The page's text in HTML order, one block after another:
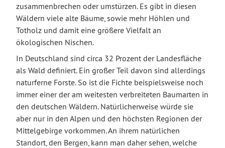
zusammenbrechen oder umstürzen. Es gibt in diesen
Wäldern viele alte Bäume, sowie mehr Höhlen und
Totholz und damit eine größere Vielfalt an
ökologischen Nischen.
In Deutschland sind circa 32 Prozent der Landesfläche
als Wald definiert. Ein großer Teil davon sind allerdings
naturferne Forste. So ist die Fichte beispielsweise noch
immer einer der am weitesten verbreiteten Baumarten in
den deutschen Wäldern. Natürlicherweise würde sie
aber nur in den Alpen und den höchsten Regionen der
Mittelgebirge vorkommen. An ihrem natürlichen
Standort, den Bergen, kann man daher sehen, welche